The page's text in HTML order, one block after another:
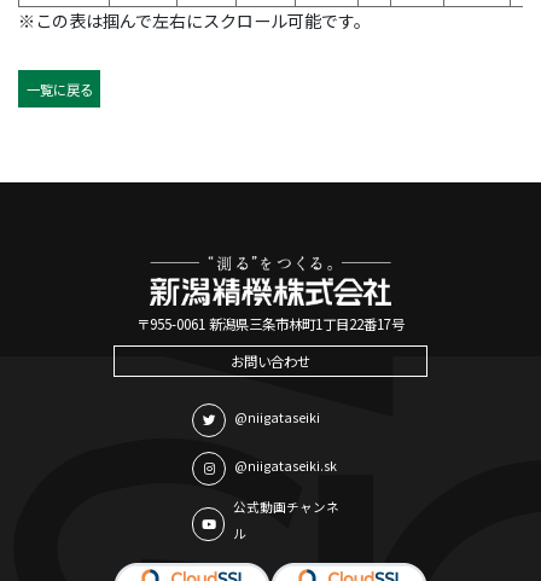
※この表は掴んで左右にスクロール可能です。
一覧に戻る
〒955-0061 新潟県三条市林町1丁目22番17号
お問い合わせ
@niigataseiki
@niigataseiki.sk
公式動画チャンネ
ル